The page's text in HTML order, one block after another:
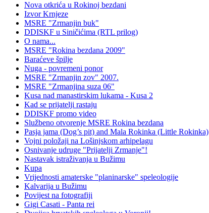
Nova otkrića u Rokinoj bezdani
Izvor Krnjeze
MSRE "Zrmanjin buk"
DDISKF u Siničićima (RTL prilog)
O nama...
MSRE "Rokina bezdana 2009"
Baraćeve špilje
Nuga - povremeni ponor
MSRE "Zrmanjin zov" 2007.
MSRE "Zrmanjina suza 06"
Kusa nad manastirskim lukama - Kusa 2
Kad se prijatelji rastaju
DDISKF promo video
Službeno otvorenje MSRE Rokina bezdana
Pasja jama (Dog’s pit) and Mala Rokinka (Little Rokinka)
Vojni položaji na Lošinjskom arhipelagu
Osnivanje udruge "Prijatelji Zrmanje"!
Nastavak istraživanja u Bužimu
Kupa
Vrijednosti amaterske "planinarske" speleologije
Kalvarija u Bužimu
Povijest na fotografiji
Gigi Casati - Panta rei